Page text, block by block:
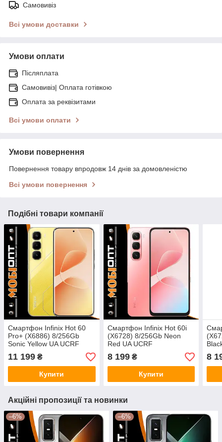
Самовивіз
Всі умови доставки
Умови оплати
Післяплата
Самовивіз| Оплата готівкою
Оплата за реквізитами
Всі умови оплати
Умови повернення
Повернення товару впродовж 14 днів за домовленістю
Всі умови повернення
Подібні товари компанії
Смартфон Infinix Hot 60
Pro+ (X6886) 8/256Gb
Sonic Yellow UA UCRF
11 199 ₴
Купити
Смартфон Infinix Hot 60i
(X6728) 8/256Gb Neon
Red UA UCRF
8 199₴
Купити
8
Акційні пропозиції та новинки
–6% –6%